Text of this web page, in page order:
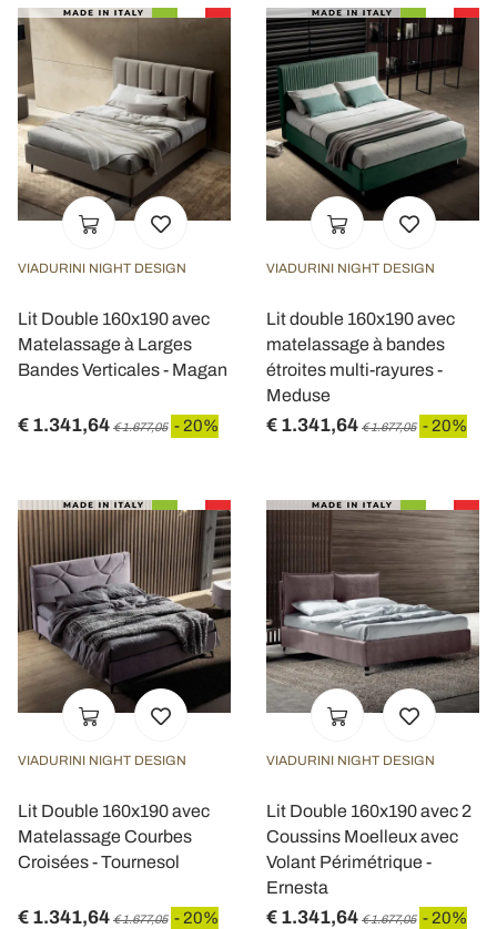
VIADURINI NIGHT DESIGN
Lit Double 160x190 avec
Matelassage à Larges
Bandes Verticales - Magan
€ 1.341,64 € 1.677,05 - 20%
VIADURINI NIGHT DESIGN
Lit double 160x190 avec
matelassage à bandes
étroites multi-rayures -
Meduse
€ 1.341,64 € 1.677,05 - 20%
VIADURINI NIGHT DESIGN
Lit Double 160x190 avec
Matelassage Courbes
Croisées - Tournesol
€ 1.341,64 € 1.677,05 - 20%
VIADURINI NIGHT DESIGN
Lit Double 160x190 avec 2
Coussins Moelleux avec
Volant Périmétrique -
Ernesta
€ 1.341,64 € 1.677,05 - 20%